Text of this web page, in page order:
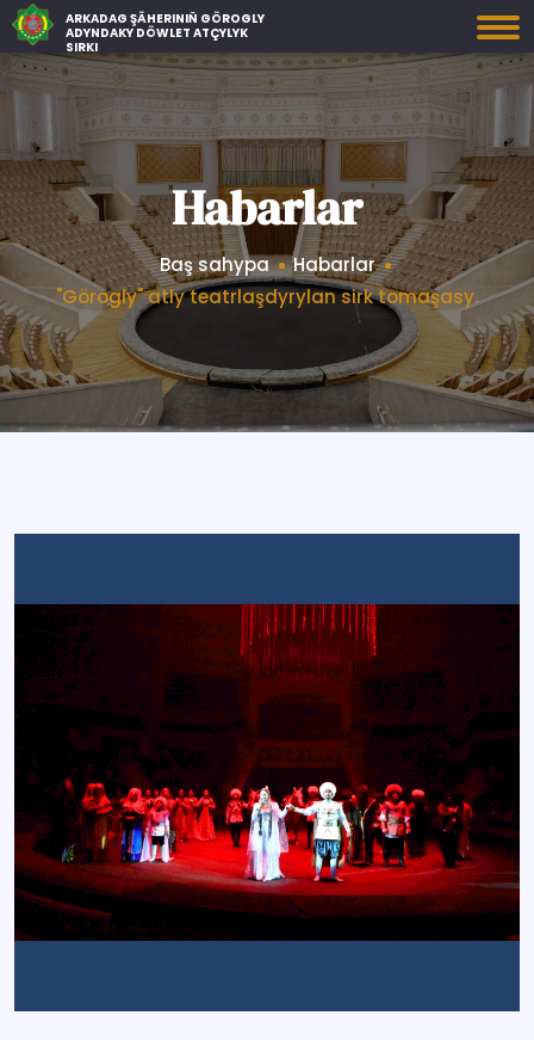
ARKADAG ŞÄHERINIŇ GÖROGLY
ADYNDAKY DÖWLET ATÇYLYK
SIRKI
Habarlar
Baş sahypa
Habarlar
"Görogly" atly teatrlaşdyrylan sirk tomaşasy.